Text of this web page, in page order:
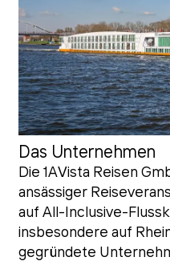
Das Unternehmen
Die 1AVista Reisen
ansässiger
auf All-Inclusive-
insbesondere auf
gegründete